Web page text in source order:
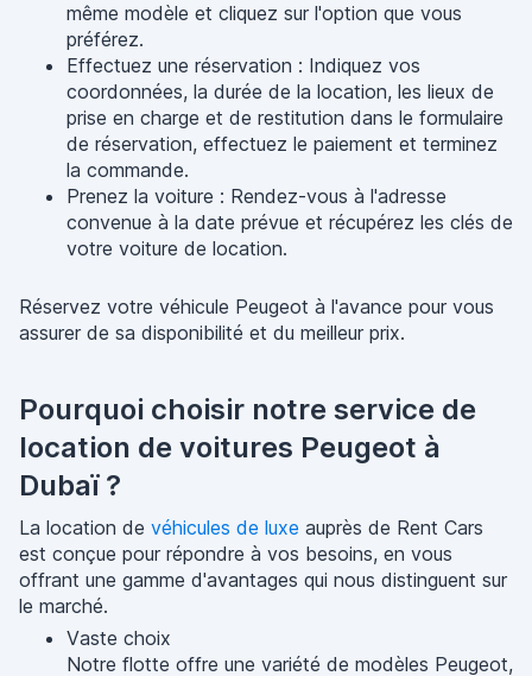
même modèle et cliquez sur l'option que vous
préférez.
Effectuez une réservation : Indiquez vos
coordonnées, la durée de la location, les lieux de
prise en charge et de restitution dans le formulaire
de réservation, effectuez le paiement et terminez
la commande.
Prenez la voiture : Rendez-vous à l'adresse
convenue à la date prévue et récupérez les clés de
votre voiture de location.
Réservez votre véhicule Peugeot à l'avance pour vous
assurer de sa disponibilité et du meilleur prix.
Pourquoi choisir notre service de
location de voitures Peugeot à
Dubaï ?
La location de véhicules de luxe auprès de Rent Cars
est conçue pour répondre à vos besoins, en vous
offrant une gamme d'avantages qui nous distinguent sur
le marché.
Vaste choix
Notre flotte offre une variété de modèles Peugeot,